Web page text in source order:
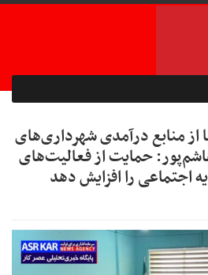
از منابع درآمدی شهرداری‌های
حمایت از فعالیت‌های
اجتماعی را افزایش دهد